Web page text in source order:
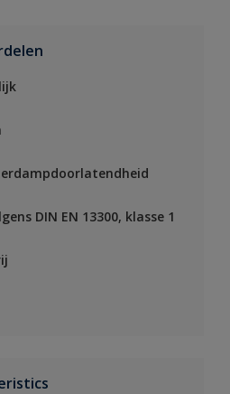
DIN EN 13300, klasse 1